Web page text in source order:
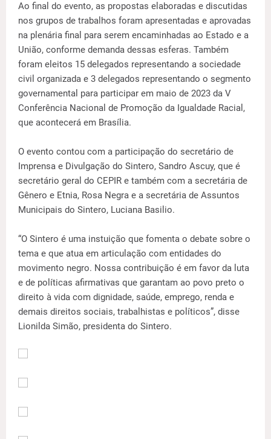
Ao final do evento, as propostas elaboradas e discutidas
nos grupos de trabalhos foram apresentadas e aprovadas
na plenária final para serem encaminhadas ao Estado e a
União, conforme demanda dessas esferas. Também
foram eleitos 15 delegados representando a sociedade
civil organizada e 3 delegados representando o segmento
governamental para participar em maio de 2023 da V
Conferência Nacional de Promoção da Igualdade Racial,
que acontecerá em Brasília.
O evento contou com a participação do secretário de
Imprensa e Divulgação do Sintero, Sandro Ascuy, que é
secretário geral do CEPIR e também com a secretária de
Gênero e Etnia, Rosa Negra e a secretária de Assuntos
Municipais do Sintero, Luciana Basilio.
“O Sintero é uma instuição que fomenta o debate sobre o
tema e que atua em articulação com entidades do
movimento negro. Nossa contribuição é em favor da luta
e de políticas afirmativas que garantam ao povo preto o
direito à vida com dignidade, saúde, emprego, renda e
demais direitos sociais, trabalhistas e políticos”, disse
Lionilda Simão, presidenta do Sintero.